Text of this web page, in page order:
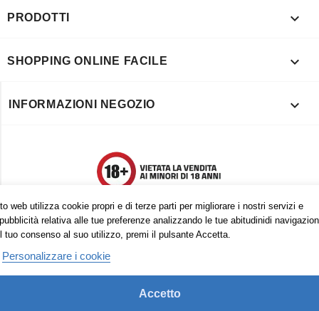
web utilizza cookie propri e di terze parti per migliorare i nostri servizi e
relativa alle tue preferenze analizzando le tue abitudinidi
tuo consenso al suo utilizzo, premi il pulsante Accetta.
Personalizzare i cookie
Accetto
PRODOTTI 
SHOPPING ONLINE FACILE 
INFORMAZIONI NEGOZIO 
Trovaci anche su: